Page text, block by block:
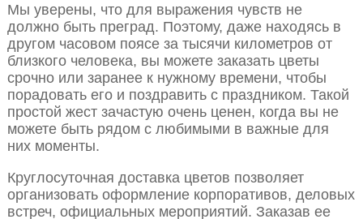
Мы уверены, что для выражения чувств не
должно быть преград. Поэтому, даже находясь в
другом часовом поясе за тысячи километров от
близкого человека, вы можете заказать цветы
срочно или заранее к нужному времени, чтобы
порадовать его и поздравить с праздником. Такой
простой жест зачастую очень ценен, когда вы не
можете быть рядом с любимыми в важные для
них моменты.
Круглосуточная доставка цветов позволяет
организовать оформление корпоративов, деловых
встреч, официальных мероприятий. Заказав ее